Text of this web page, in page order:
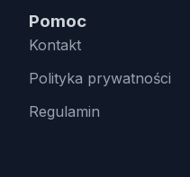
Pomoc
Kontakt
Polityka prywatności
Regulamin